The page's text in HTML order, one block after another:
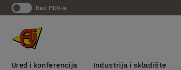
Bez PDV-a
Ured i konferencija Industrija i skladište